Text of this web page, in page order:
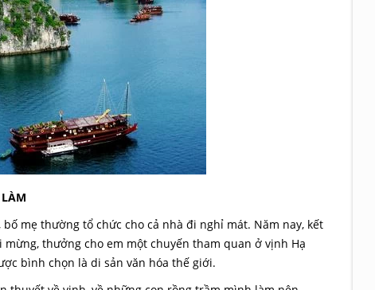
mẹ thường tổ chức cho cả nhà đi nghỉ mát. Năm nay, kết
thưởng cho em một chuyến tham quan ở vịnh Hạ
bình chọn là di sản văn hóa thế giới.